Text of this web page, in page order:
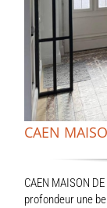
CAEN
CAEN MAISON
profondeur une